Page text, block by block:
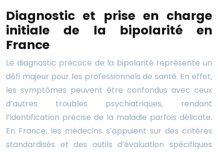
Diagnostic et prise en charge
initiale de la bipolarité en
France
Le diagnostic précoce de la bipolarité représente un
défi majeur pour les professionnels de santé. En effet,
les symptômes peuvent être confondus avec ceux
d’autres troubles psychiatriques, rendant
l’identification précise de la maladie parfois délicate.
En France, les médecins s’appuient sur des critères
standardisés et des outils d’évaluation spécifiques